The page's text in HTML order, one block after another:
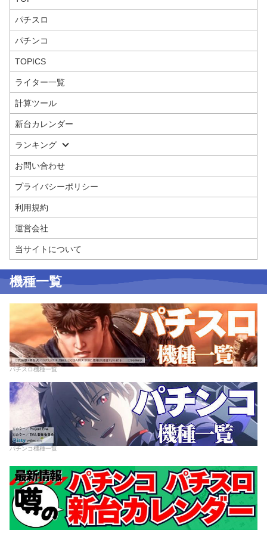
パチスロ
パチンコ
TOPICS
ライター一覧
計算ツール
新台カレンダー
ランキング
お問い合わせ
プライバシーポリシー
利用規約
運営会社
当サイトについて
機種一覧
パチスロ機種一覧
パチンコ機種一覧